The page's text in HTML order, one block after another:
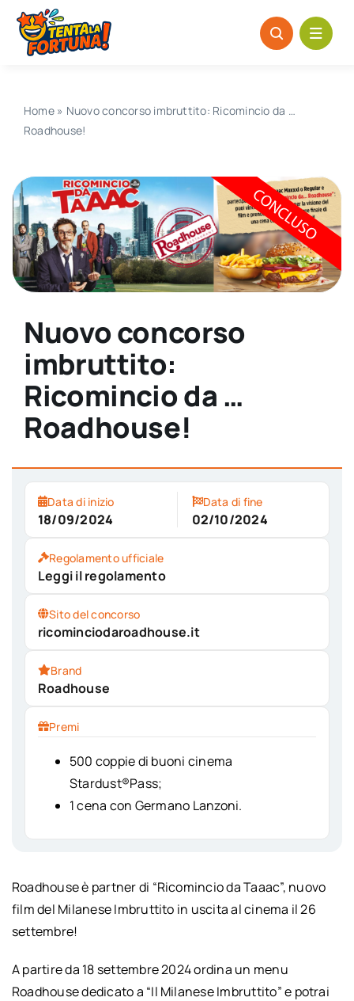
Salta
contenuto
Home» Nuovo concorso imbruttito: Ricomincio da …
Roadhouse!
Nuovo concorso
imbruttito:
Ricomincio da …
Roadhouse!
Data di inizio
18/09/2024
Data di fine
02/10/2024
Regolamento ufficiale
Leggi il regolamento
Sito del concorso
ricominciodaroadhouse.it
Brand
Roadhouse
Premi
500 coppie di buoni cinema
Stardust®Pass;
1 cena con Germano Lanzoni.
Roadhouse è partner di “Ricomincio da Taaac”, nuovo
film del Milanese Imbruttito in uscita al cinema il 26
settembre!
A partire da 18 settembre 2024 ordina un menu
Roadhouse dedicato a “Il Milanese Imbruttito” e potrai